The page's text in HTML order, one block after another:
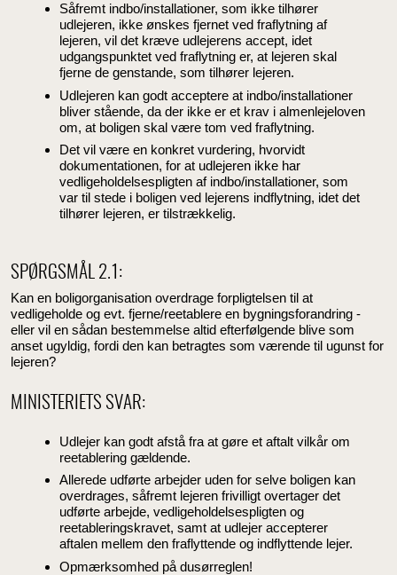
Såfremt indbo/installationer, som ikke tilhører
udlejeren, ikke ønskes fjernet ved fraflytning af
lejeren, vil det kræve udlejerens accept, idet
udgangspunktet ved fraflytning er, at lejeren skal
fjerne de genstande, som tilhører lejeren.
Udlejeren kan godt acceptere at indbo/installationer
bliver stående, da der ikke er et krav i almenlejeloven
om, at boligen skal være tom ved fraflytning.
Det vil være en konkret vurdering, hvorvidt
dokumentationen, for at udlejeren ikke har
vedligeholdelsespligten af indbo/installationer, som
var til stede i boligen ved lejerens indflytning, idet det
tilhører lejeren, er tilstrækkelig.
SPØRGSMÅL 2.1:
Kan en boligorganisation overdrage forpligtelsen til at
vedligeholde og evt. fjerne/reetablere en bygningsforandring -
eller vil en sådan bestemmelse altid efterfølgende blive som
anset ugyldig, fordi den kan betragtes som værende til ugunst for
lejeren?
MINISTERIETS SVAR:
Udlejer kan godt afstå fra at gøre et aftalt vilkår om
reetablering gældende.
Allerede udførte arbejder uden for selve boligen kan
overdrages, såfremt lejeren frivilligt overtager det
udførte arbejde, vedligeholdelsespligten og
reetableringskravet, samt at udlejer accepterer
aftalen mellem den fraflyttende og indflyttende lejer.
Opmærksomhed på dusørreglen!